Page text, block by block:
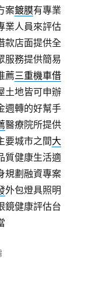
案鍍膜有專業
業人員來評估
款店面提供全
服務提供簡易
薦三重機車借
土地皆可申辦
週轉的好幫手
醫療院所提供
要城市之間大
質健康生活適
規劃融資專案
外包燈具照明
鏡健康評估台